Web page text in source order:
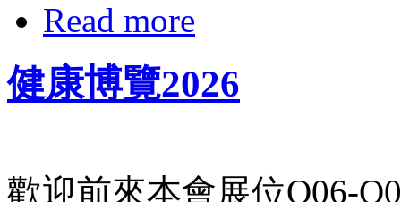
Read more
健康博覽2026
歡迎前來本會展位Q06-